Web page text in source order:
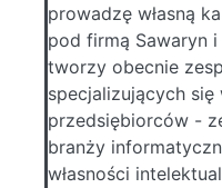
prowadzę własną
pod firmą Sawaryn
tworzy obecnie
specjalizujących się
przedsiębiorców -
branży
własności